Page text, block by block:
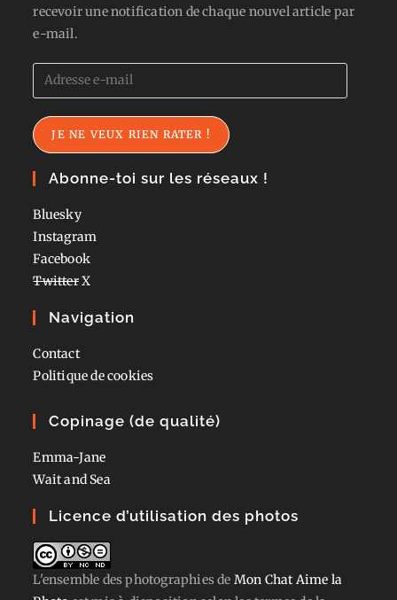
recevoir une notification de chaque nouvel article par
e-mail.
Adresse
e-
mail
JE NE VEUX RIEN RATER !
Abonne-toi sur les réseaux !
Bluesky
Instagram
Facebook
TwitterX
Navigation
Contact
Politique de cookies
Copinage (de qualité)
Emma-Jane
Wait and Sea
Licence d’utilisation des photos
L'ensemble des photographiesde Mon Chat Aime la